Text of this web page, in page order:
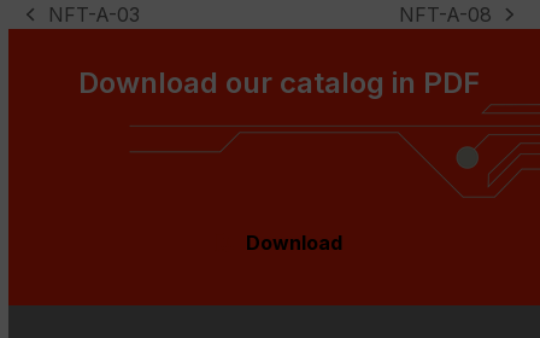
previous
NFT-A-03
next
NFT-A-08
Download our catalog in PDF
Download